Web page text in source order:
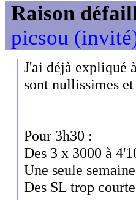
Raison
picsou
J'ai déjà expliqué
sont nullissimes
Pour 3h30 :
Des 3 x 3000 à
Une seule
Des SL trop